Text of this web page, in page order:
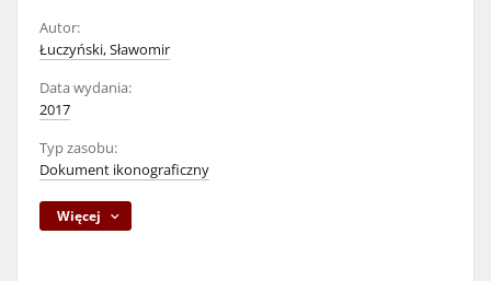
Autor:
Łuczyński, Sławomir
Data wydania:
2017
Typ zasobu:
Dokument ikonograficzny
Więcej